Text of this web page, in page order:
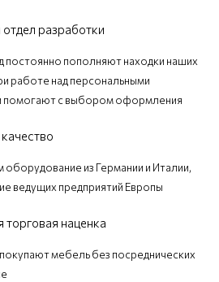
разработки
постоянно пополняют находки наших
работе над персональными
помогают с выбором оформления
из Германии и Италии,
ведущих предприятий Европы
наценка
мебель без посреднических